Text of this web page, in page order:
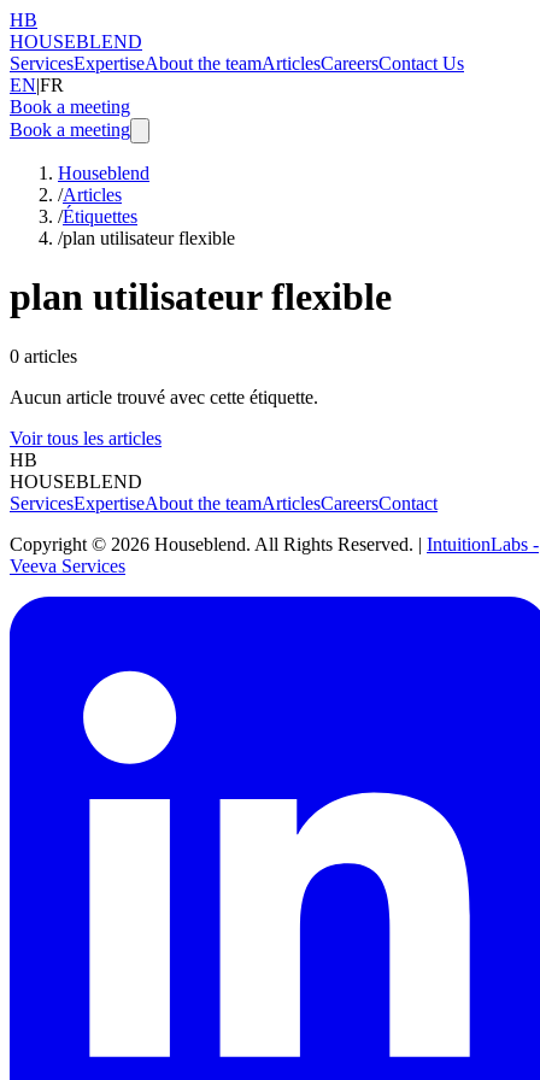
HB
HOUSEBLEND
ServicesExpertiseAbout the teamArticlesCareersContact Us
EN|FR
Book a meeting
Book a meeting
Houseblend
/Articles
/Étiquettes
/plan utilisateur flexible
plan utilisateur flexible
0 articles
Aucun article trouvé avec cette étiquette.
Voir tous les articles
HB
HOUSEBLEND
ServicesExpertiseAbout the teamArticlesCareersContact
Copyright © 2026 Houseblend. All Rights Reserved. | IntuitionLabs -
Veeva Services